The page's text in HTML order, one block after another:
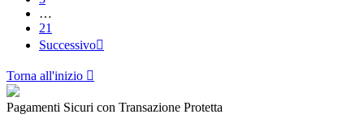
…
21
Successivo
Torna all'inizio 
Pagamenti Sicuri con Transazione Protetta